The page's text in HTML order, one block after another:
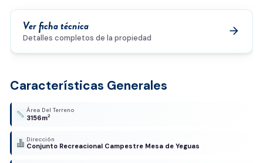
Ver ficha técnica
Detalles completos de la propiedad
arrow_forward
Características Generales
Área Del Terreno
3156m2
Dirección
Conjunto Recreacional Campestre Mesa de Yeguas